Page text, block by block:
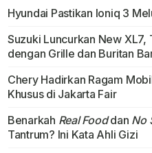
Hyundai Pastikan Ioniq 3
Suzuki Luncurkan New XL7,
dengan Grille dan Buritan
Chery Hadirkan Ragam
Khusus di Jakarta Fair
Benarkah Real Fooddan No
Tantrum? Ini Kata Ahli Gizi